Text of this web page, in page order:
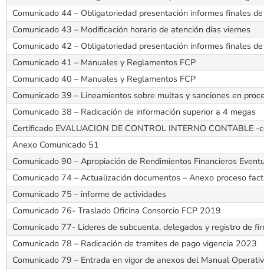
Comunicado 44 – Obligatoriedad presentación informes finales
Comunicado 43 – Modificación horario de atención días viernes
Comunicado 42 – Obligatoriedad presentación informes finales
Comunicado 41 – Manuales y Reglamentos FCP
Comunicado 40 – Manuales y Reglamentos FCP
Comunicado 39 – Lineamientos sobre multas y sanciones en
Comunicado 38 – Radicación de información superior a 4 megas
Certificado EVALUACION DE CONTROL INTERNO
Anexo Comunicado 51
Comunicado 90 – Apropiación de Rendimientos Financieros
Comunicado 74 – Actualización documentos – Anexo proceso
Comunicado 75 – informe de actividades
Comunicado 76- Traslado Oficina Consorcio FCP 2019
Comunicado 77- Lideres de subcuenta, delegados y registro de
Comunicado 78 – Radicación de tramites de pago vigencia 2023
Comunicado 79 – Entrada en vigor de anexos del Manual